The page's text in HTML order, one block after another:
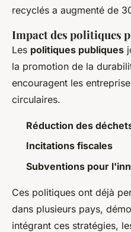
recyclés a augmenté de
Impact des politiques
Les politiques publiques
la promotion de la
encouragent les
circulaires.
Réduction des
Incitations fiscales
Subventions pour
Ces politiques ont déjà
dans plusieurs pays,
intégrant ces stratégies,